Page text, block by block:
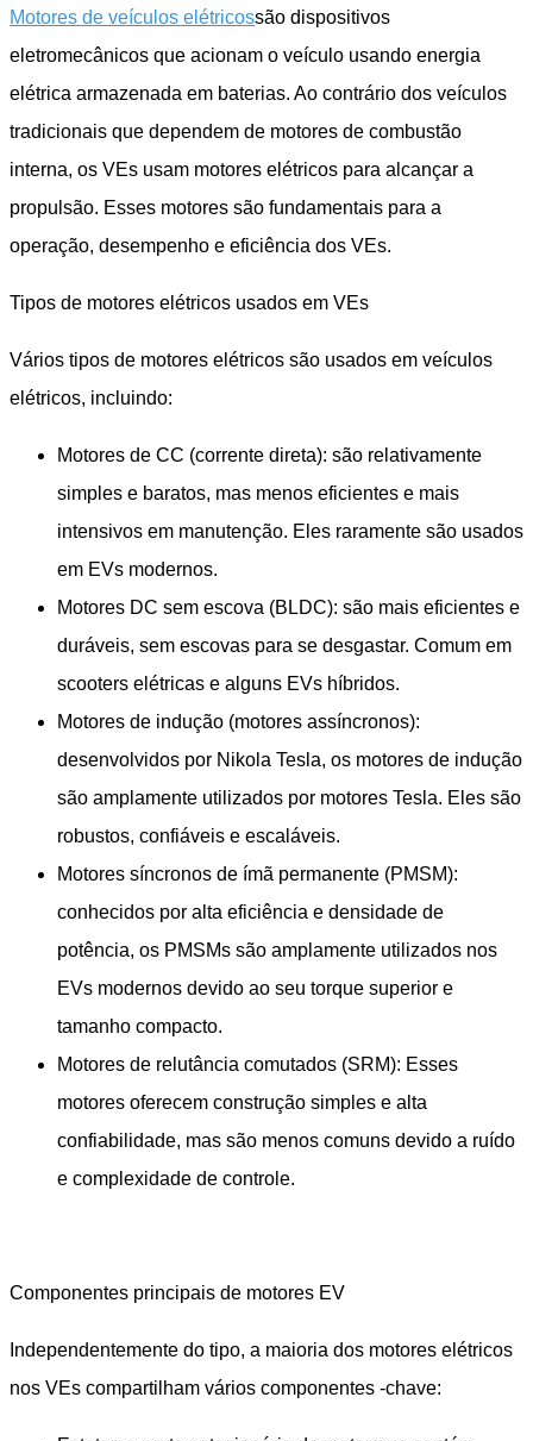
Motores de veículos elétricossão dispositivos
eletromecânicos que acionam o veículo usando energia
elétrica armazenada em baterias. Ao contrário dos veículos
tradicionais que dependem de motores de combustão
interna, os VEs usam motores elétricos para alcançar a
propulsão. Esses motores são fundamentais para a
operação, desempenho e eficiência dos VEs.
Tipos de motores elétricos usados ​​em VEs
Vários tipos de motores elétricos são usados ​​em veículos
elétricos, incluindo:
Motores de CC (corrente direta): são relativamente
simples e baratos, mas menos eficientes e mais
intensivos em manutenção. Eles raramente são usados
​​em EVs modernos.
Motores DC sem escova (BLDC): são mais eficientes e
duráveis, sem escovas para se desgastar. Comum em
scooters elétricas e alguns EVs híbridos.
Motores de indução (motores assíncronos):
desenvolvidos por Nikola Tesla, os motores de indução
são amplamente utilizados por motores Tesla. Eles são
robustos, confiáveis ​​e escaláveis.
Motores síncronos de ímã permanente (PMSM):
conhecidos por alta eficiência e densidade de
potência, os PMSMs são amplamente utilizados nos
EVs modernos devido ao seu torque superior e
tamanho compacto.
Motores de relutância comutados (SRM): Esses
motores oferecem construção simples e alta
confiabilidade, mas são menos comuns devido a ruído
e complexidade de controle.
Componentes principais de motores EV
Independentemente do tipo, a maioria dos motores elétricos
nos VEs compartilham vários componentes -chave: